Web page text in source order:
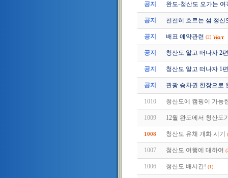
공지 완도-청산도 오가는
공지 천천히 흐르는 섬 청산
공지 배표 예약관련 (2)
공지 청산도 알고 떠나자 2
공지 청산도 알고 떠나자 1
공지 관광 승차권 한장으로
1010 청산도에 캠핑이 가능
1009 12월 완도에서 청산도
1008 청산도 유채 개화 시기
1007 청산도 여행에 대하여
1006 청산도 배시간! (1)